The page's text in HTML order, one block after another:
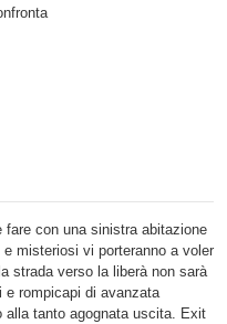
con una sinistra abitazione
misteriosi vi porteranno a voler
strada verso la liberà non sarà
e rompicapi di avanzata
tanto agognata uscita. Exit